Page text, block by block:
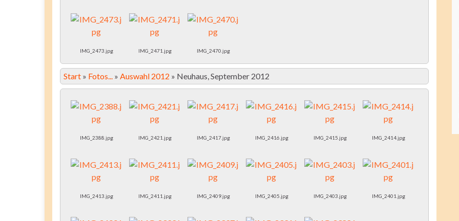
IMG_2473.jpg IMG_2471.jpg IMG_2470.jpg
Start » Fotos... » Auswahl 2012 » Neuhaus, September 2012
IMG_2388.jpg IMG_2421.jpg IMG_2417.jpg IMG_2416.jpg IMG_2415.jpg IMG_2414.jpg
IMG_2413.jpg IMG_2411.jpg IMG_2409.jpg IMG_2405.jpg IMG_2403.jpg IMG_2401.jpg